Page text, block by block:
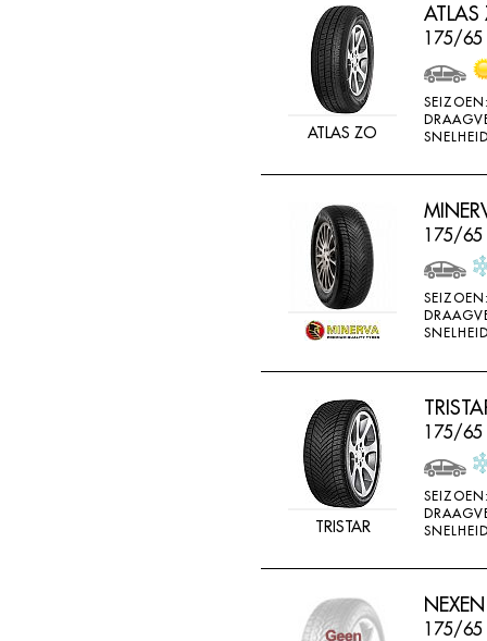
ATLAS ZO
175/65
175/65
TRISTAR
175/65
175/65